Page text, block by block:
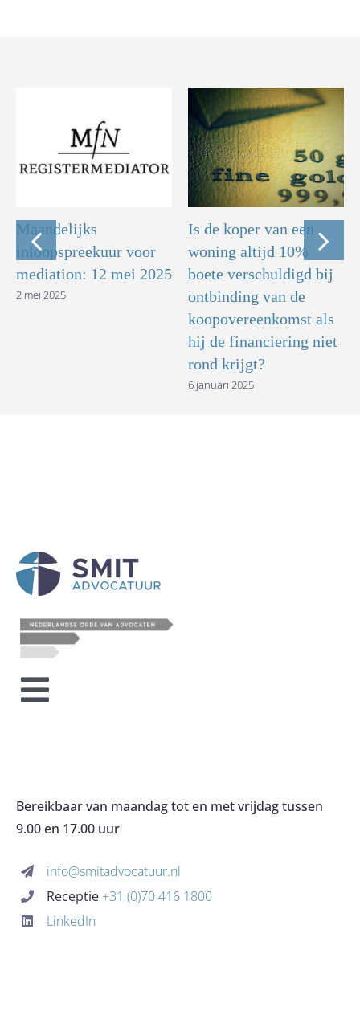
Maandelijks
inloopspreekuur voor
mediation: 12 mei 2025
2 mei 2025
Is de koper van een
woning altijd 10%
boete verschuldigd bij
ontbinding van de
koopovereenkomst als
hij de financiering niet
rond krijgt?
6 januari 2025
Toggle
KOSTEN
Bereikbaar van maandag tot en met vrijdag tussen
9.00 en 17.00 uur
info@smitadvocatuur.nl
Receptie +31 (0)70 416 1800
LinkedIn